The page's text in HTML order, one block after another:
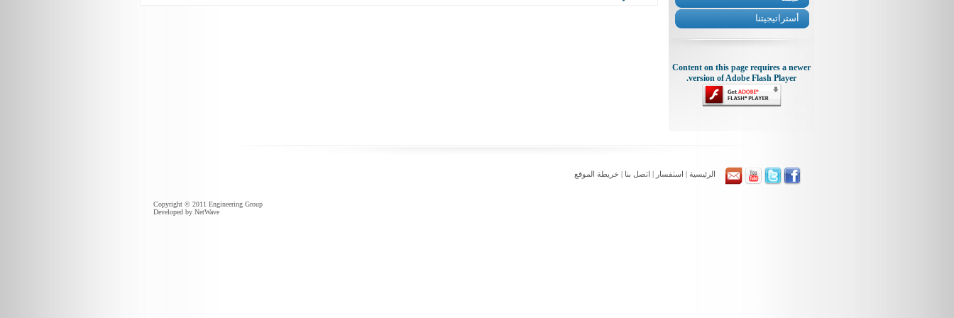
أستراتيجيتنا
Content on this page requires a newer
version of Adobe Flash Player.
الرئيسية | استفسار | اتصل بنا | خريطة الموقع
Copyright © 2011 Engineering Group
Developed by NetWave